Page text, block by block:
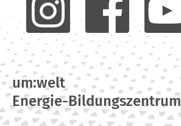
um:welt
Energie-Bildungszentrum